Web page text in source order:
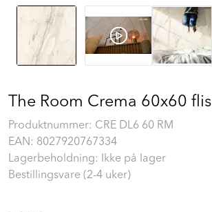
The Room Crema 60x60 flis
Produktnummer: CRE DL6 60 RM
EAN: 8027920767334
Lagerbeholdning: Ikke på lager
Bestillingsvare (2-4 uker)
Logg inn